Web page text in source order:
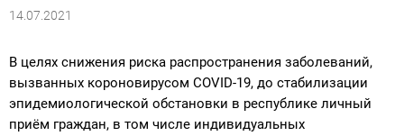
14.07.2021
В целях снижения риска распространения заболеваний,
вызванных короновирусом COVID-19, до стабилизации
эпидемиологической обстановки в республике личный
приём граждан, в том числе индивидуальных